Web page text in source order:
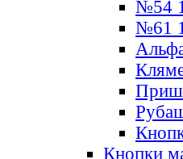
№54
№61
Кнопки